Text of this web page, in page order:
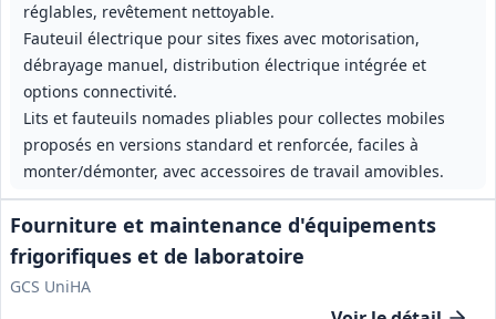
réglables, revêtement nettoyable.
Fauteuil électrique pour sites fixes avec motorisation,
débrayage manuel, distribution électrique intégrée et
options connectivité.
Lits et fauteuils nomades pliables pour collectes mobiles
proposés en versions standard et renforcée, faciles à
monter/démonter, avec accessoires de travail amovibles.
Fourniture et maintenance d'équipements
frigorifiques et de laboratoire
GCS UniHA